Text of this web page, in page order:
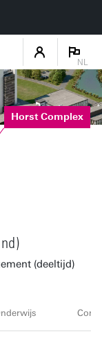
NL
Horst Complex
(deeltijd)